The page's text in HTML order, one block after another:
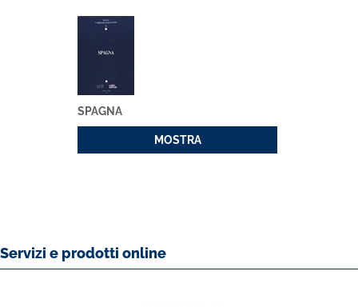
SPAGNA
MOSTRA
Servizi e prodotti online